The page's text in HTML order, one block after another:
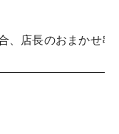
、店長のおまかせ串